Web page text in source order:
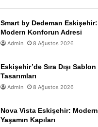
Smart by Dedeman Eskişehir:
Modern Konforun Adresi
Admin 8 Ağustos 2026
Eskişehir’de Sıra Dışı Sablon
Tasarımları
Admin 8 Ağustos 2026
Nova Vista Eskişehir: Modern
Yaşamın Kapıları